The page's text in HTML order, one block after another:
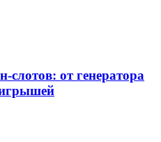
от генератора